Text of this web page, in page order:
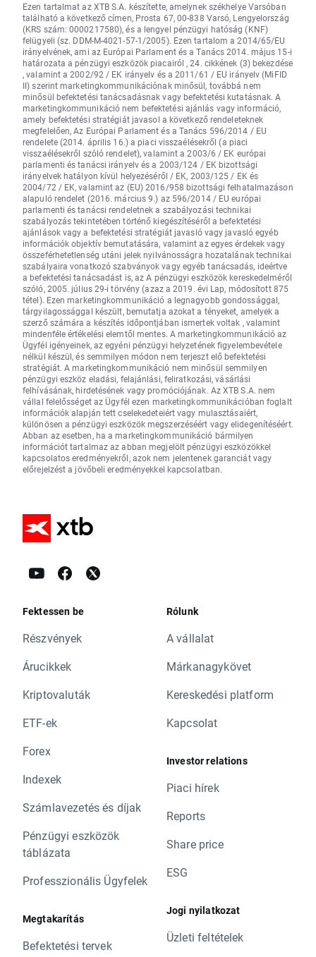
Ezen tartalmat az XTB S.A. készítette, amelynek székhelye Varsóban
található a következő címen, Prosta 67, 00-838 Varsó, Lengyelország
(KRS szám: 0000217580), és a lengyel pénzügyi hatóság (KNF)
felügyeli (sz. DDM-M-4021-57-1/2005). Ezen tartalom a 2014/65/EU
irányelvének, ami az Európai Parlament és a Tanács 2014. május 15-i
határozata a pénzügyi eszközök piacairól , 24. cikkének (3) bekezdése
, valamint a 2002/92 / EK irányelv és a 2011/61 / EU irányelv (MiFID
II) szerint marketingkommunikációnak minősül, továbbá nem
minősül befektetési tanácsadásnak vagy befektetési kutatásnak. A
marketingkommunikáció nem befektetési ajánlás vagy információ,
amely befektetési stratégiát javasol a következő rendeleteknek
megfelelően, Az Európai Parlament és a Tanács 596/2014 / EU
rendelete (2014. április 16.) a piaci visszaélésekről (a piaci
visszaélésekről szóló rendelet), valamint a 2003/6 / EK európai
parlamenti és tanácsi irányelv és a 2003/124 / EK bizottsági
irányelvek hatályon kívül helyezéséről / EK, 2003/125 / EK és
2004/72 / EK, valamint az (EU) 2016/958 bizottsági felhatalmazáson
alapuló rendelet (2016. március 9.) az 596/2014 / EU európai
parlamenti és tanácsi rendeletnek a szabályozási technikai
szabályozás tekintetében történő kiegészítéséről a befektetési
ajánlások vagy a befektetési stratégiát javasló vagy javasló egyéb
információk objektív bemutatására, valamint az egyes érdekek vagy
összeférhetetlenség utáni jelek nyilvánosságra hozatalának technikai
szabályaira vonatkozó szabványok vagy egyéb tanácsadás, ideértve
a befektetési tanácsadást is, az A pénzügyi eszközök kereskedelméről
szóló, 2005. július 29-i törvény (azaz a 2019. évi Lap, módosított 875
tétel). Ezen marketingkommunikáció a legnagyobb gondossággal,
tárgyilagossággal készült, bemutatja azokat a tényeket, amelyek a
szerző számára a készítés időpontjában ismertek voltak , valamint
mindenféle értékelési elemtől mentes. A marketingkommunikáció az
Ügyfél igényeinek, az egyéni pénzügyi helyzetének figyelembevétele
nélkül készül, és semmilyen módon nem terjeszt elő befektetési
stratégiát. A marketingkommunikáció nem minősül semmilyen
pénzügyi eszköz eladási, felajánlási, feliratkozási, vásárlási
felhívásának, hirdetésének vagy promóciójának. Az XTB S.A. nem
vállal felelősséget az Ügyfél ezen marketingkommunikációban foglalt
információk alapján tett cselekedeteiért vagy mulasztásaiért,
különösen a pénzügyi eszközök megszerzéséért vagy elidegenítéséért.
Abban az esetben, ha a marketingkommunikáció bármilyen
információt tartalmaz az abban megjelölt pénzügyi eszközökkel
kapcsolatos eredményekről, azok nem jelentenek garanciát vagy
előrejelzést a jövőbeli eredményekkel kapcsolatban.
Fektessen be
Részvények
Árucikkek
Kriptovaluták
ETF-ek
Forex
Indexek
Számlavezetés és díjak
Pénzügyi eszközök
táblázata
Professzionális Ügyfelek
Megtakarítás
Befektetési tervek
Rólunk
A vállalat
Márkanagykövet
Kereskedési platform
Kapcsolat
Investor relations
Piaci hírek
Reports
Share price
ESG
Jogi nyilatkozat
Üzleti feltételek